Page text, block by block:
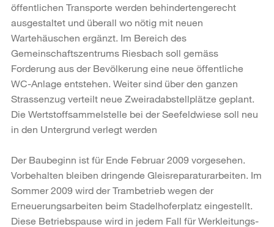
öffentlichen Transporte werden behindertengerecht
ausgestaltet und überall wo nötig mit neuen
Wartehäuschen ergänzt. Im Bereich des
Gemeinschaftszentrums Riesbach soll gemäss
Forderung aus der Bevölkerung eine neue öffentliche
WC-Anlage entstehen. Weiter sind über den ganzen
Strassenzug verteilt neue Zweiradabstellplätze geplant.
Die Wertstoffsammelstelle bei der Seefeldwiese soll neu
in den Untergrund verlegt werden
Der Baubeginn ist für Ende Februar 2009 vorgesehen.
Vorbehalten bleiben dringende Gleisreparaturarbeiten. Im
Sommer 2009 wird der Trambetrieb wegen der
Erneuerungsarbeiten beim Stadelhoferplatz eingestellt.
Diese Betriebspause wird in jedem Fall für Werkleitungs-